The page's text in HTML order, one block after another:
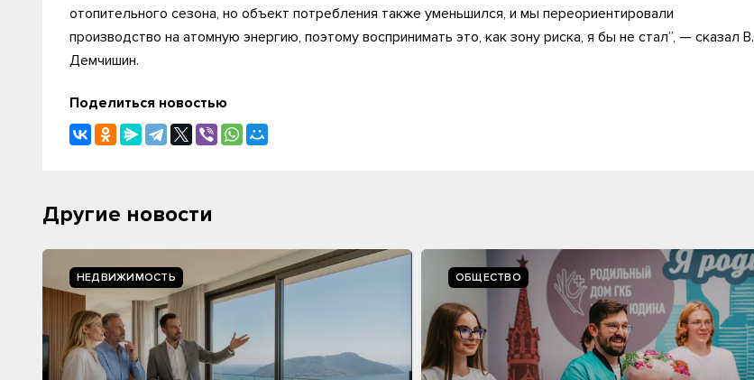
отопительного сезона, но объект потребления также уменьшился, и мы переориентировали
производство на атомную энергию, поэтому воспринимать это, как зону риска, я бы не стал”, — сказал В.
Демчишин.
Поделиться новостью
Другие новости
НЕДВИЖИМОСТЬ ОБЩЕСТВО